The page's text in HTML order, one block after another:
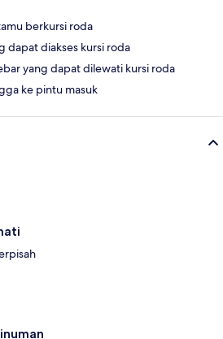
berkursi roda
dapat diakses kursi roda
yang dapat dilewati kursi roda
ke pintu masuk